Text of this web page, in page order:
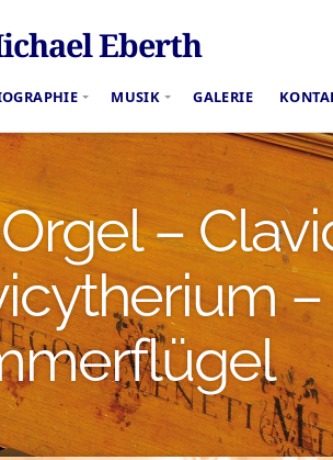
Eberth
MUSIK GALERIE
–
–